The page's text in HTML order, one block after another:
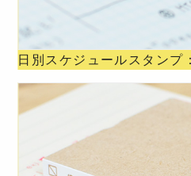
日別スケジュールスタンプ